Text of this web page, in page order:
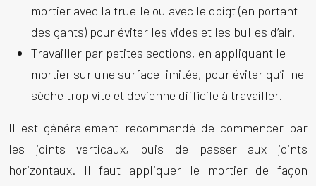
mortier avec la truelle ou avec le doigt (en portant
des gants) pour éviter les vides et les bulles d’air.
Travailler par petites sections, en appliquant le
mortier sur une surface limitée, pour éviter qu’il ne
sèche trop vite et devienne difficile à travailler.
Il est généralement recommandé de commencer par
les joints verticaux, puis de passer aux joints
horizontaux. Il faut appliquer le mortier de façon